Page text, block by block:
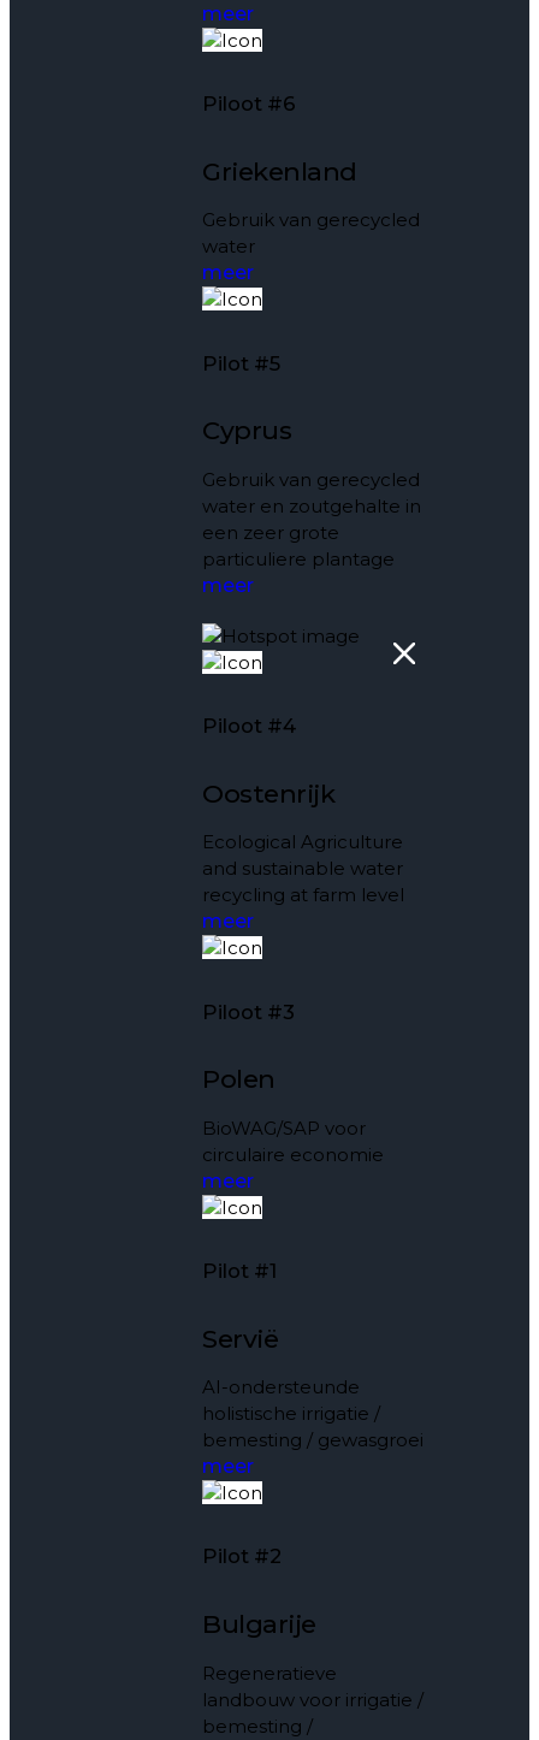
meer
Piloot #6
Griekenland
Gebruik van gerecycled
water
meer
Pilot #5
Cyprus
Gebruik van gerecycled
water en zoutgehalte in
een zeer grote
particuliere plantage
meer
Piloot #4
Oostenrijk
Ecological Agriculture
and sustainable water
recycling at farm level
meer
Piloot #3
Polen
BioWAG/SAP voor
circulaire economie
meer
Pilot #1
Servië
AI-ondersteunde
holistische irrigatie /
bemesting / gewasgroei
meer
Pilot #2
Bulgarije
Regeneratieve
landbouw voor irrigatie /
bemesting /